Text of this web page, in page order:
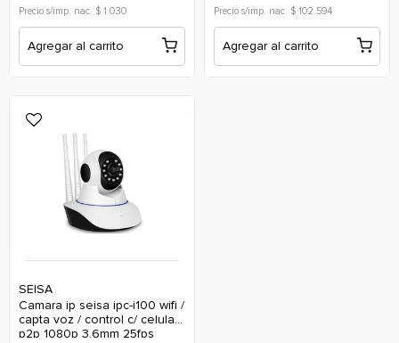
Precio s/imp. nac. $ 1.030
Agregar al carrito
Precio s/imp. nac. $ 102.594
Agregar al carrito
SEISA
camara ip seisa ipc-i100 wifi /
capta voz / control c/ celular
p2p 1080p 3.6mm 25fps